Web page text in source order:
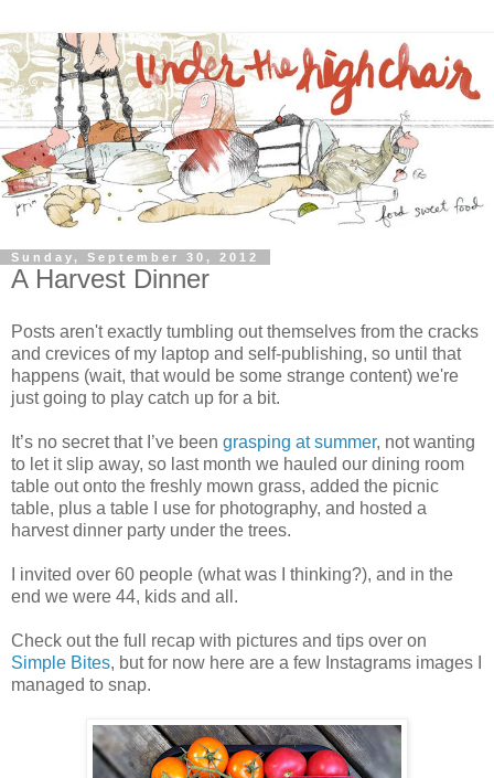
Sunday, September 30, 2012
A Harvest Dinner
Posts aren't exactly tumbling out themselves from the cracks
and crevices of my laptop and self-publishing, so until that
happens (wait, that would be some strange content) we're
just going to play catch up for a bit.
It’s no secret that I’ve been grasping at summer, not wanting
to let it slip away, so last month we hauled our dining room
table out onto the freshly mown grass, added the picnic
table, plus a table I use for photography, and hosted a
harvest dinner party under the trees.
I invited over 60 people (what was I thinking?), and in the
end we were 44, kids and all.
Check out the full recap with pictures and tips over on
Simple Bites, but for now here are a few Instagrams images I
managed to snap.